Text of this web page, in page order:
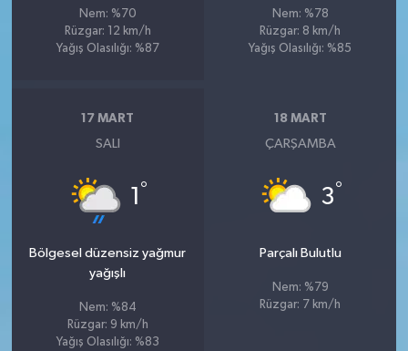
Nem: %70
Rüzgar: 12 km/h
Yağış Olasılığı: %87
Nem: %78
Rüzgar: 8 km/h
Yağış Olasılığı: %85
17 MART
SALI
1 °
Bölgesel düzensiz yağmur
yağışlı
Nem: %84
Rüzgar: 9 km/h
Yağış Olasılığı: %83
18 MART
ÇARŞAMBA
3°
Parçalı Bulutlu
Nem: %79
Rüzgar: 7 km/h